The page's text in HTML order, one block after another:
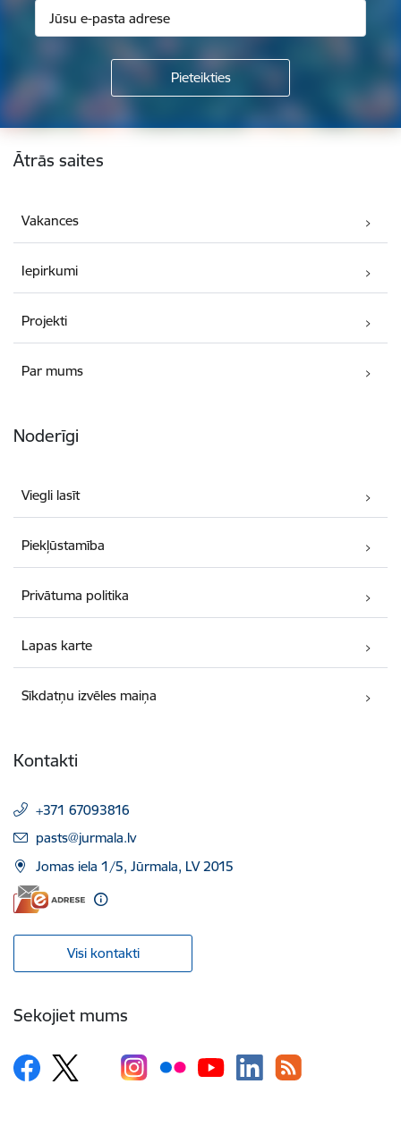
Kājene
Ātrās saites
Vakances
Iepirkumi
Projekti
Par mums
Noderīgi
Viegli lasīt
Piekļūstamība
Privātuma politika
Lapas karte
Sīkdatņu izvēles maiņa
Kontakti
+371 67093816
E-pasts:
pasts@jurmala.lv
Jomas iela 1/5, Jūrmala, LV 2015
Visi kontakti
Sekojiet mums